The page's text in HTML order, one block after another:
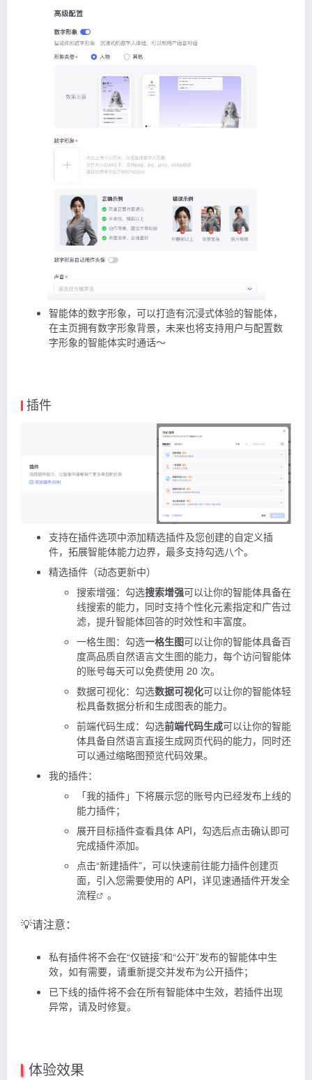
智能体的数字形象，可以打造有沉浸式体验的智能体，
在主页拥有数字形象背景，未来也将支持用户与配置数
字形象的智能体实时通话～
插件
支持在插件选项中添加精选插件及您创建的自定义插
件，拓展智能体能力边界，最多支持勾选八个。
精选插件（动态更新中）
搜索增强：勾选搜索增强可以让你的智能体具备在
线搜索的能力，同时支持个性化元素指定和广告过
滤，提升智能体回答的时效性和丰富度。
一格生图：勾选一格生图可以让你的智能体具备百
度高品质自然语言文生图的能力，每个访问智能体
的账号每天可以免费使用 20 次。
数据可视化：勾选数据可视化可以让你的智能体轻
松具备数据分析和生成图表的能力。
前端代码生成：勾选前端代码生成可以让你的智能
体具备自然语言直接生成网页代码的能力，同时还
可以通过缩略图预览代码效果。
我的插件：
「我的插件」下将展示您的账号内已经发布上线的
能力插件；
展开目标插件查看具体 API，勾选后点击确认即可
完成插件添加。
点击“新建插件”，可以快速前往能力插件创建页
面，引入您需要使用的 API，详见速通插件开发全
流程
。
💡请注意：
私有插件将不会在“仅链接”和“公开”发布的智能体中生
效，如有需要，请重新提交并发布为公开插件；
已下线的插件将不会在所有智能体中生效，若插件出现
异常，请及时修复。
体验效果